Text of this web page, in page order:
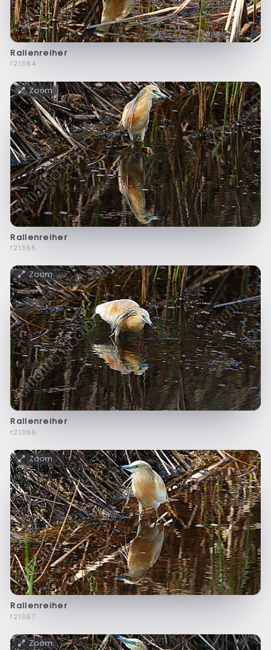
Rallenreiher
f21364
Zoom
Rallenreiher
f21365
Zoom
Rallenreiher
f21366
Zoom
Rallenreiher
f21367
Zoom